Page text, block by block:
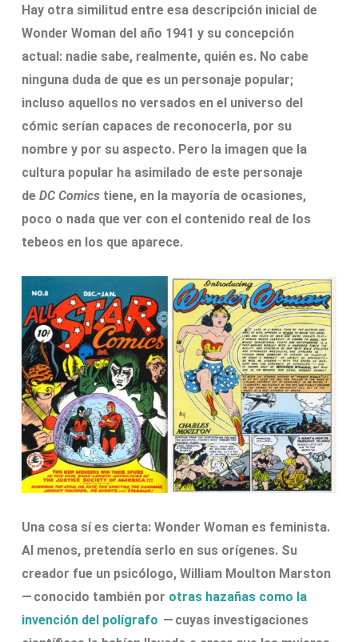
Hay otra similitud entre esa descripción inicial de
Wonder Woman del año 1941 y su concepción
actual: nadie sabe, realmente, quién es. No cabe
ninguna duda de que es un personaje popular;
incluso aquellos no versados en el universo del
cómic serían capaces de reconocerla, por su
nombre y por su aspecto. Pero la imagen que la
cultura popular ha asimilado de este personaje
deDC Comics tiene, en la mayoría de ocasiones,
poco o nada que ver con el contenido real de los
tebeos en los que aparece.
Una cosa sí es cierta: Wonder Woman es feminista.
Al menos, pretendía serlo en sus orígenes. Su
creador fue un psicólogo, William Moulton Marston
— conocido también por otras hazañas como la
invención del polígrafo — cuyas investigaciones